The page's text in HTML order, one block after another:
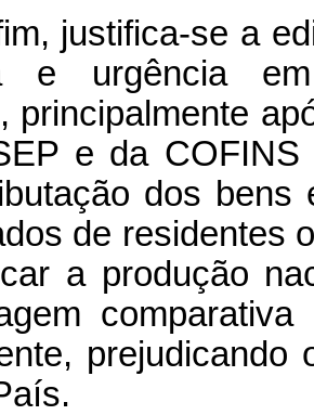
justifica-se a
e urgência
principalmente
e da
dos
de residentes
a produção